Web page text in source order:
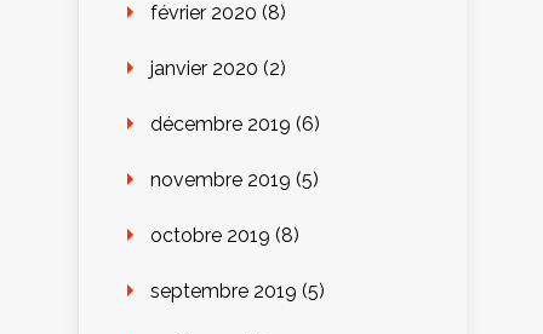
février 2020 (8)
janvier 2020 (2)
décembre 2019 (6)
novembre 2019 (5)
octobre 2019 (8)
septembre 2019 (5)